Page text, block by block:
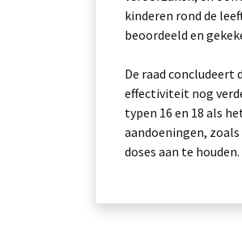
kinderen rond de
beoordeeld en
De raad concludeert
effectiviteit nog
typen 16 en 18 als
aandoeningen,
doses aan te houden.